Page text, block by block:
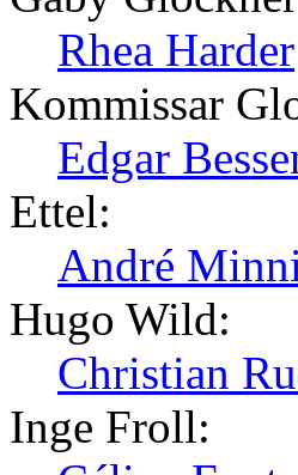
Rhea Harder
Kommissar
Edgar
Ettel:
André
Hugo Wild:
Christian
Inge Froll: